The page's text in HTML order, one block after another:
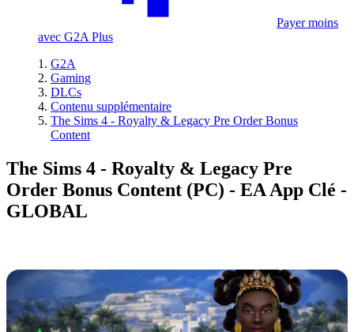
Payer moins
avec G2A Plus
G2A
Gaming
DLCs
Contenu supplémentaire
The Sims 4 - Royalty & Legacy Pre Order Bonus
Content
The Sims 4 - Royalty & Legacy Pre
Order Bonus Content (PC) - EA App Clé -
GLOBAL